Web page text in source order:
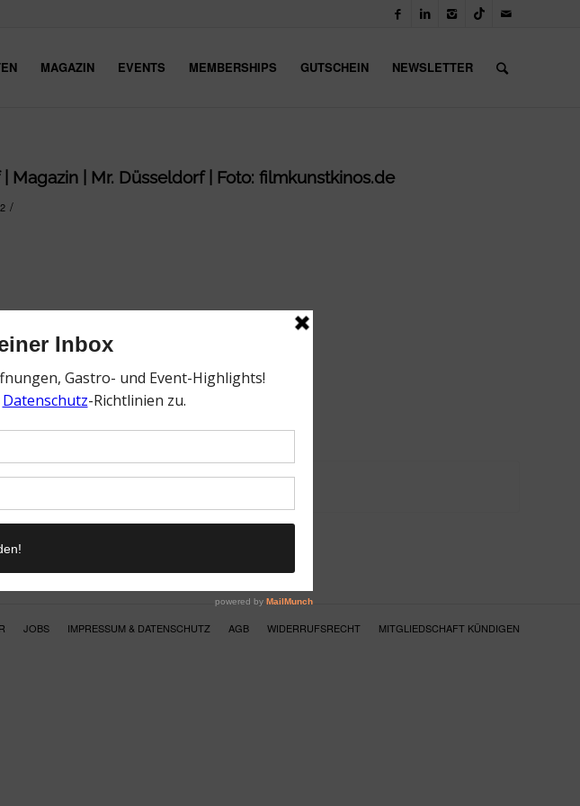
MAGAZIN EVENTS MEMBERSHIPS GUTSCHEIN NEWSLETTER
| Mr. Düsseldorf | Foto: filmkunstkinos.de
/
JOBS IMPRESSUM & DATENSCHUTZ AGB WIDERRUFSRECHT MITGLIEDSCHAFT KÜNDIGEN